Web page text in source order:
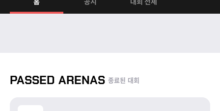
PASSED ARENAS 종료된 대회